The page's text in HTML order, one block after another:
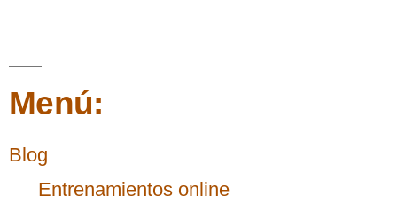
Menú:
Blog
Entrenamientos online